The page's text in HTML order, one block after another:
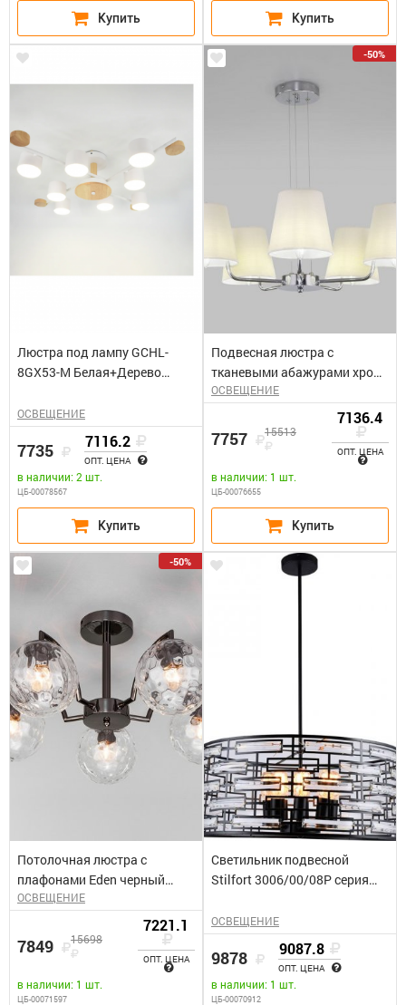
Люстра под лампу GCHL-
8GX53-M Белая+Дерево
ОСВЕЩЕНИЕ
7735 7116.2
ОПТ. ЦЕНА
в наличии: 2 шт.
ЦБ-00078567
Подвесная люстра с
тканевыми абажурами хром
60155/5
-50%
ОСВЕЩЕНИЕ
7757 15513
7136.4
ОПТ. ЦЕНА
в наличии: 1 шт.
ЦБ-00076655
Потолочная люстра с
плафонами Eden черный
жемчуг
-50%
ОСВЕЩЕНИЕ
7849 15698
7221.1
ОПТ. ЦЕНА
в наличии: 1 шт.
ЦБ-00071597
Светильник подвесной
Stilfort 3006/00/08Р серия
ОСВЕЩЕНИЕ
9878 9087.8
ОПТ. ЦЕНА
в наличии: 1 шт.
ЦБ-00070912